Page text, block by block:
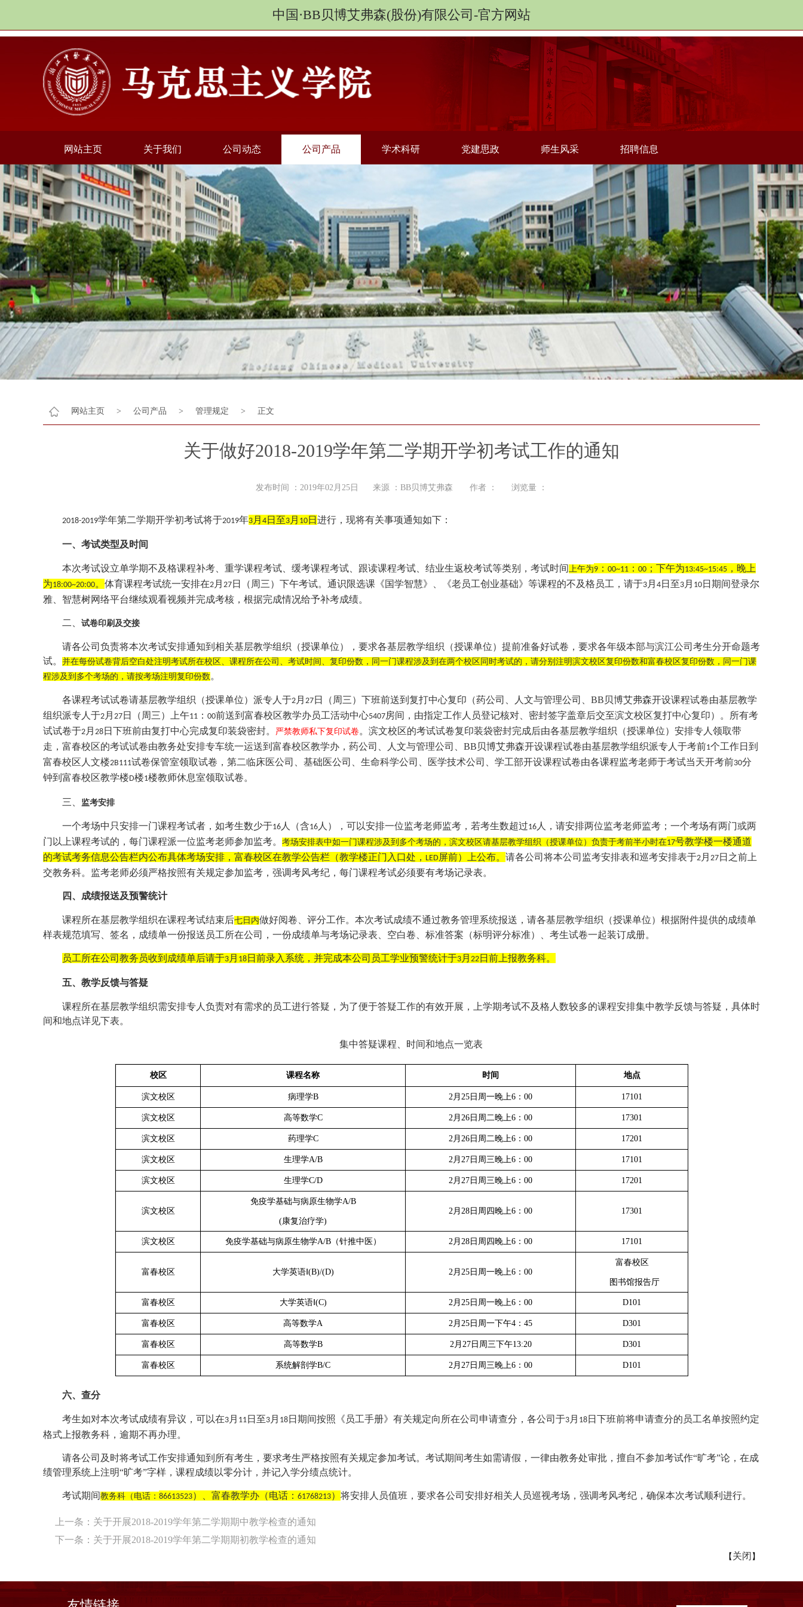
中国·BB贝博艾弗森(股份)有限公司-官方网站
网站主页 关于我们 公司动态 公司产品 学术科研 党建思政 师生风采 招聘信息
网站主页 > 公司产品 > 管理规定 > 正文
关于做好2018-2019学年第二学期开学初考试工作的通知
发布时间 ：2019年02月25日 来源 ：BB贝博艾弗森 作者 ： 浏览量 ：
2018-2019学年第二学期开学初考试将于2019年3 月 4 日至3 月 10 日 进行，现将有关事项通知如下：
一、考试类型及时间
本次考试设立单学期不及格课程补考、重学课程考试、缓考课程考试、跟读课程考试、结业生返校考试等类别，考试时间上午为9 ： 00~11 ： 00 ；下午为13:45~15:45 ，晚上
为18:00~20:00。 体育课程考试统一安排在2 月 27 日（周三）下午考试。通识限选课《国学智慧》、《老员工创业基础》等课程的不及格员工，请于3 月 4 日至3 月 10 日期间登录尔
雅、智慧树网络平台继续观看视频并完成考核，根据完成情况给予补考成绩。
二、 试卷印刷及交接
请各公司负责将本次考试安排通知到相关基层教学组织（授课单位），要求各基层教学组织（授课单位）提前准备好试卷，要求各年级本部与滨江公司考生分开命题考
试。 并在每份试卷背后空白处注明考试所在校区、课程所在公司、考试时间、复印份数，同一门课程涉及到在两个校区同时考试的，请分别注明滨文校区复印份数和富春校区复印份数，同一门课
程涉及到多个考场的，请按考场注明复印份数 。
各课程考试试卷请基层教学组织（授课单位）派专人于2 月 27 日（周三）下班前送到复打中心复印（药公司、人文与管理公司、BB贝博艾弗森开设课程试卷由基层教学
组织派专人于2 月 27 日（周三）上午11 ： 00前送到富春校区教学办员工活动中心5407房间，由指定工作人员登记核对、密封签字盖章后交至滨文校区复打中心复印）。所有考
试试卷于2 月 28 日下班前由复打中心完成复印装袋密封。 严禁教师私下复印试卷 。滨文校区的考试试卷复印装袋密封完成后由各基层教学组织（授课单位）安排专人领取带
走，富春校区的考试试卷由教务处安排专车统一运送到富春校区教学办，药公司、人文与管理公司、BB贝博艾弗森开设课程试卷由基层教学组织派专人于考前1个工作日到
富春校区人文楼2B111试卷保管室领取试卷，第二临床医公司、基础医公司、生命科学公司、医学技术公司、学工部开设课程试卷由各课程监考老师于考试当天开考前30分
钟到富春校区教学楼D楼1楼教师休息室领取试卷。
三、 监考安排
一个考场中只安排一门课程考试者，如考生数少于16 人（含16 人），可以安排一位监考老师监考，若考生数超过16 人，请安排两位监考老师监考；一个考场有两门或两
门以上课程考试的，每门课程派一位监考老师参加监考。 考场安排表中如一门课程涉及到多个考场的，滨文校区请基层教学组织（授课单位）负责于考前半小时在17号教学楼一楼通道
的考试考务信息公告栏内公布具体考场安排，富春校区在教学公告栏（教学楼正门入口处， LED屏前）上公布。 请各公司将本公司监考安排表和巡考安排表于2 月 27 日之前上
交教务科。监考老师必须严格按照有关规定参加监考，强调考风考纪，每门课程考试必须要有考场记录表。
四、成绩报送及预警统计
课程所在基层教学组织在课程考试结束后七日内做好阅卷、评分工作。本次考试成绩不通过教务管理系统报送，请各基层教学组织（授课单位）根据附件提供的成绩单
样表规范填写、签名，成绩单一份报送员工所在公司，一份成绩单与考场记录表、空白卷、标准答案（标明评分标准）、考生试卷一起装订成册。
员工所在公司教务员收到成绩单后请于3 月 18 日前录入系统，并完成本公司员工学业预警统计于3 月 22 日前上报教务科。
五、教学反馈与答疑
课程所在基层教学组织需安排专人负责对有需求的员工进行答疑，为了便于答疑工作的有效开展，上学期考试不及格人数较多的课程安排集中教学反馈与答疑，具体时
间和地点详见下表。
集中答疑课程、时间和地点一览表
校区 课程名称 时间 地点
滨文校区 病理学B 2月 25 日周一晚上6 ： 00 17101
滨文校区 高等数学C 2月 26 日周二晚上6 ： 00 17301
滨文校区 药理学C 2月 26 日周二晚上6 ： 00 17201
滨文校区 生理学A/B 2月 27 日周三晚上6 ： 00 17101
滨文校区 生理学C/D 2月 27 日周三晚上6 ： 00 17201
滨文校区
免疫学基础与病原生物学A/B
(康复治疗学)
2月 28 日周四晚上6 ： 00 17301
滨文校区 免疫学基础与病原生物学A/B（针推中医） 2月 28 日周四晚上6 ： 00 17101
富春校区 大学英语Ⅰ (B)/(D) 2月 25 日周一晚上6 ： 00
富春校区
图书馆报告厅
富春校区 大学英语Ⅰ (C) 2月 25 日周一晚上6 ： 00 D101
富春校区 高等数学A 2月 25 日周一下午4 ： 45 D301
富春校区 高等数学B 2月 27日周三下午13:20 D301
富春校区 系统解剖学B/C 2月 27 日周三晚上6 ： 00 D101
六、查分
考生如对本次考试成绩有异议，可以在3 月 11 日至3 月 18 日期间按照《员工手册》有关规定向所在公司申请查分，各公司于3 月 18 日下班前将申请查分的员工名单按照约定
格式上报教务科，逾期不再办理。
请各公司及时将考试工作安排通知到所有考生，要求考生严格按照有关规定参加考试。考试期间考生如需请假，一律由教务处审批，擅自不参加考试作“旷考”论， 在成
绩管理系统上注明“旷考”字样，课程成绩以零分计，并记入学分绩点统计。
考试期间教务科（电话： 86613523）、富春教学办（电话： 61768213） 将安排人员值班，要求各公司安排好相关人员巡视考场，强调考风考纪，确保本次考试顺利进行。
上一条： 关于开展2018-2019学年第二学期期中教学检查的通知
下一条： 关于开展2018-2019学年第二学期期初教学检查的通知
【 关闭 】